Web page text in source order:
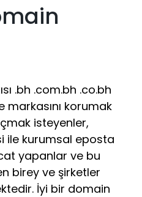
.bh .com.bh .co.bh
markasını korumak
isteyenler,
ile kurumsal eposta
yapanlar ve bu
birey ve şirketler
İyi bir domain